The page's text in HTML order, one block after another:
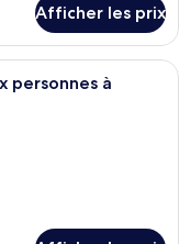
Afficher les prix
d’hôtel avec deux lits,
personnes à